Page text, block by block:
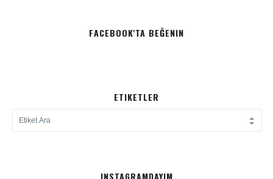
FACEBOOK'TA BEĞENIN
ETIKETLER
INSTAGRAMDAYIM